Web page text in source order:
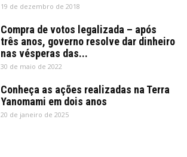
19 de dezembro de 2018
Compra de votos legalizada – após
três anos, governo resolve dar dinheiro
nas vésperas das...
30 de maio de 2022
Conheça as ações realizadas na Terra
Yanomami em dois anos
20 de janeiro de 2025